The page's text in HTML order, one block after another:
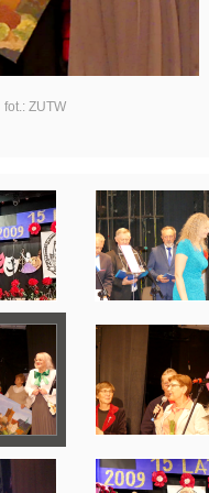
fot.: ZUTW